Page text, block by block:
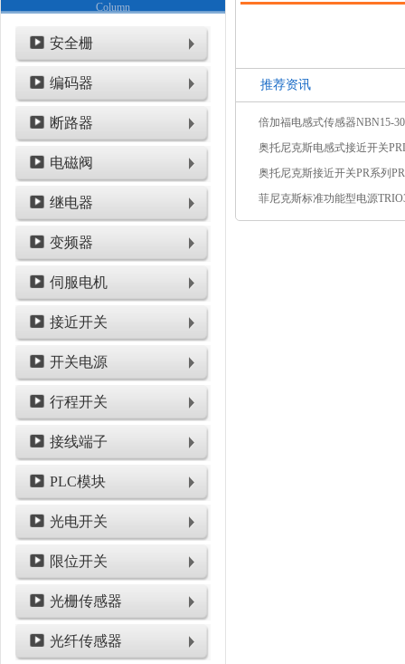
Column
安全栅
编码器
断路器
电磁阀
继电器
变频器
伺服电机
接近开关
开关电源
行程开关
接线端子
PLC模块
光电开关
限位开关
光栅传感器
光纤传感器
推荐资讯